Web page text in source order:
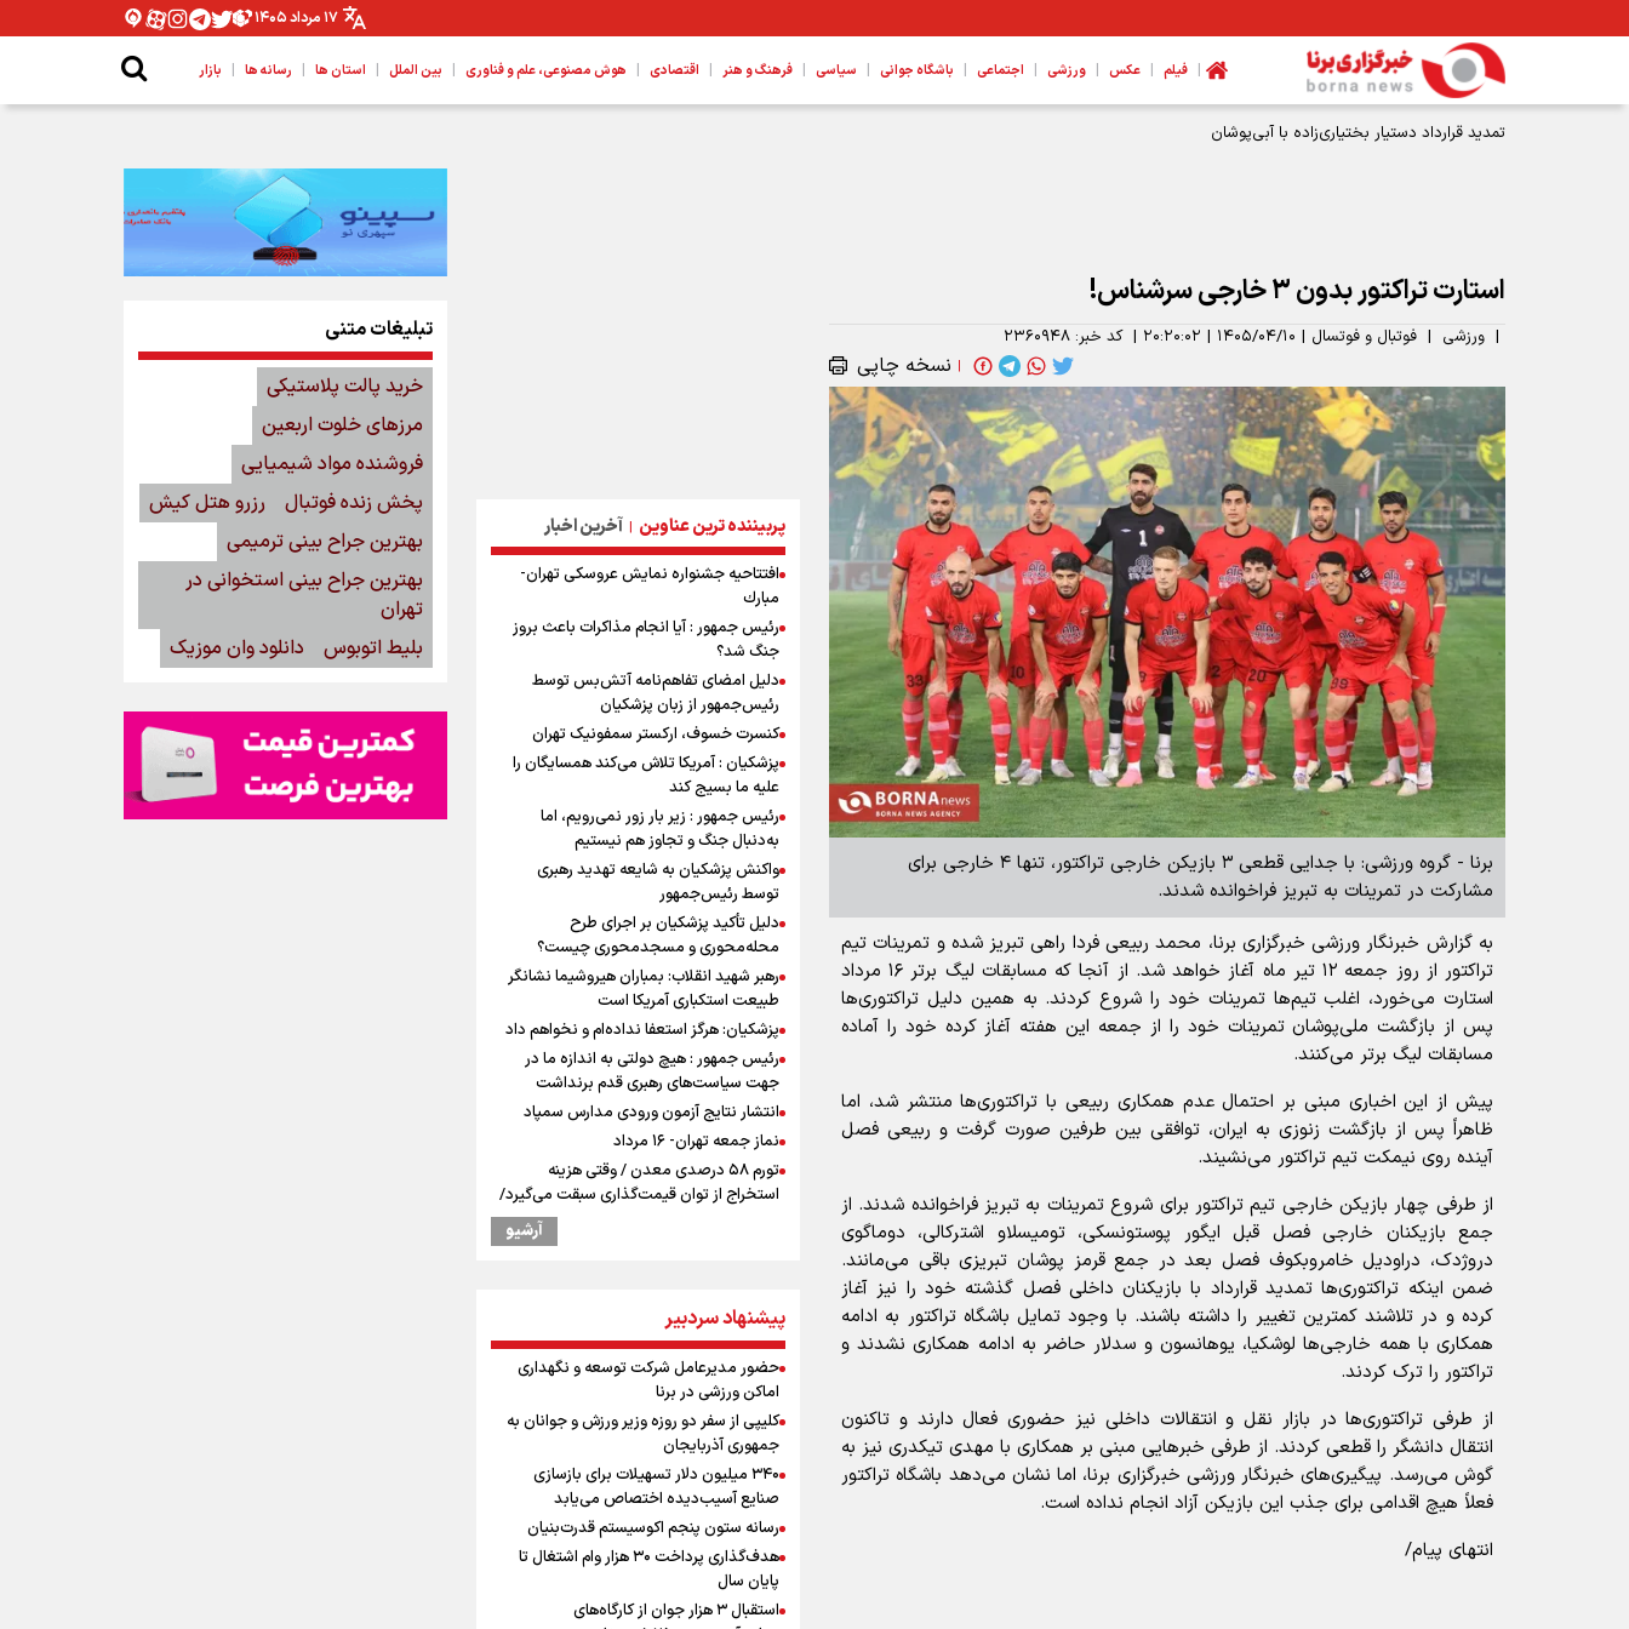
۱۷ مرداد ۱۴۰۵
| فیلم | عکس | ورزشی | اجتماعی | باشگاه جوانی | سیاسی | فرهنگ و هنر | اقتصادی | هوش مصنوعی، علم و فناوری | بین الملل | استان ها | رسانه ها | بازار
استارت تراکتور بدون ۳ خارجی سرشناس!
| ورزشی | فوتبال و فوتسال | ۱۴۰۵/۰۴/۱۰ | ۲۰:۲۰:۰۲ | کد خبر: ۲۳۶۰۹۴۸
| نسخه چاپی
برنا - گروه ورزشی: با جدایی قطعی ۳ بازیکن خارجی تراکتور، تنها ۴ خارجی برای
مشارکت در تمرینات به تبریز فراخوانده شدند.
به گزارش خبرنگار ورزشی خبرگزاری برنا، محمد ربیعی فردا راهی تبریز شده و تمرینات تیم
تراکتور از روز جمعه ۱۲ تیر ماه آغاز خواهد شد. از آنجا که مسابقات لیگ برتر ۱۶ مرداد
استارت می‌خورد، اغلب تیم‌ها تمرینات خود را شروع کردند. به همین دلیل تراکتوری‌ها
پس از بازگشت ملی‌پوشان تمرینات خود را از جمعه این هفته آغاز کرده خود را آماده
مسابقات لیگ برتر می‌کنند.
پیش از این اخباری مبنی بر احتمال عدم همکاری ربیعی با تراکتوری‌ها منتشر شد، اما
ظاهراً پس از بازگشت زنوزی به ایران، توافقی بین طرفین صورت گرفت و ربیعی فصل
آینده روی نیمکت تیم تراکتور می‌نشیند.
از طرفی چهار بازیکن خارجی تیم تراکتور برای شروع تمرینات به تبریز فراخوانده شدند. از
جمع بازیکنان خارجی فصل قبل ایگور پوستونسکی، تومیسلاو اشترکالی، دوماگوی
دروژدک، دراودیل خامروبکوف فصل بعد در جمع قرمز پوشان تبریزی باقی می‌مانند.
ضمن اینکه تراکتوری‌ها تمدید قرارداد با بازیکنان داخلی فصل گذشته خود را نیز آغاز
کرده و در تلاشند کمترین تغییر را داشته باشند. با وجود تمایل باشگاه تراکتور به ادامه
همکاری با همه خارجی‌ها لوشکیا، یوهانسون و سدلار حاضر به ادامه همکاری نشدند و
تراکتور را ترک کردند.
از طرفی تراکتوری‌ها در بازار نقل و انتقالات داخلی نیز حضوری فعال دارند و تاکنون
انتقال دانشگر را قطعی کردند. از طرفی خبر‌هایی مبنی بر همکاری با مهدی تیکدری نیز به
گوش می‌رسد. پیگیری‌های خبرنگار ورزشی خبرگزاری برنا، اما نشان می‌دهد باشگاه تراکتور
فعلاً هیچ اقدامی برای جذب این بازیکن آزاد انجام نداده است.
انتهای پیام/
پربیننده ترین عناوین | آخرین اخبار
افتتاحیه جشنواره نمايش عروسكى تهران-
مبارك
رئیس جمهور : آیا انجام مذاکرات باعث بروز
جنگ شد؟
دلیل امضای تفاهم‌نامه آتش‌بس توسط
رئیس‌جمهور از زبان پزشکیان
کنسرت خسوف، ارکستر سمفونیک تهران
پزشکیان : آمریکا تلاش می‌کند همسایگان را
علیه ما بسیج کند
رئیس جمهور : زیر بار زور نمی‌رویم، اما
به‌دنبال جنگ و تجاوز هم نیستیم
واکنش پزشکیان به شایعه تهدید رهبری
توسط رئیس‌جمهور
دلیل تأکید پزشکیان بر اجرای طرح
محله‌محوری و مسجدمحوری چیست؟
رهبر شهید انقلاب: بمباران هیروشیما نشانگر
طبیعت استکباری آمریکا است
پزشکیان: هرگز استعفا نداده‌ام و نخواهم داد
رئیس جمهور : هیچ دولتی به اندازه ما در
جهت سیاست‌های رهبری قدم برنداشت
انتشار نتایج آزمون ورودی مدارس سمپاد
نماز جمعه تهران- ۱۶ مرداد
تورم ۵۸ درصدی معدن / وقتی هزینه
استخراج از توان قیمت‌گذاری سبقت می‌گیرد/
دروازه‌بان سرشناس پرسپولیس در آستانه
فسخ قرارداد!
بازدید وزیر ورزش ایران از مجموعه ملی
تیراندازی باکو یکی از مجهزترین مراکز
تیراندازی منطقه
پزشکیان: مذاکره به معنای تسلیم نیست/
دولت برای خدمت به مردم خواهد ایستاد/
هیچ اختلافی میان دولت و نیروهای مسلح
وجود ندارد
پیش بینی نرخ ارز، طلا و سکه شنبه ۱۷مرداد/
طلا و دلار در آستانه یک تغییر مهم
همتی: اظهارات جدید آمریکا با ادعاهای قبلی
آرشیو
پیشنهاد سردبیر
حضور مدیرعامل شرکت توسعه و نگهداری
اماکن ورزشی در برنا
کلیپی از سفر دو روزه وزیر ورزش و جوانان به
جمهوری آذربایجان
۳۴۰ میلیون دلار تسهیلات برای بازسازی
صنایع آسیب‌دیده اختصاص می‌یابد
رسانه ستون پنجم اکوسیستم قدرت‌بنیان
هدف‌گذاری پرداخت ۳۰ هزار وام اشتغال تا
پایان سال
استقبال ۳ هزار جوان از کارگاه‌های
تبلیغات متنی
خرید پالت پلاستیکی
مرزهای خلوت اربعین
فروشنده مواد شیمیایی
پخش زنده فوتبال
رزرو هتل کیش
بهترین جراح بینی ترمیمی
بهترین جراح بینی استخوانی در
تهران
بلیط اتوبوس
دانلود وان موزیک